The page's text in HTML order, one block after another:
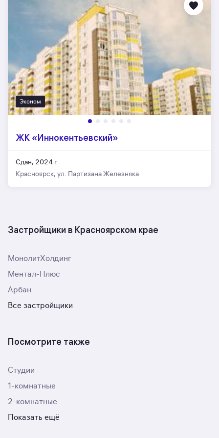
Эконом
ЖК «Иннокентьевский»
Сдан, 2024 г.
Красноярск, ул. Партизана Железняка
Застройщики в Красноярском крае
МонолитХолдинг
Ментал-Плюс
Арбан
Все застройщики
Посмотрите также
Студии
1-комнатные
2-комнатные
Показать ещё